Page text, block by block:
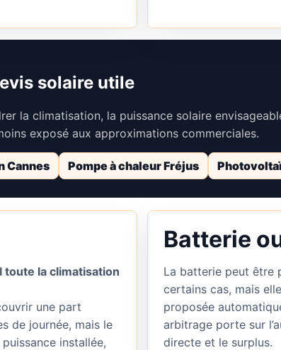
solaire utile
la climatisation, la puissance solaire
exposé aux approximations commerciales.
Cannes Pompe à chaleur Fréjus
la climatisation
une part
de journée, mais le
installée,
Batterie
La batterie peut être
certains cas, mais
proposée
arbitrage porte sur
directe et le surplus.